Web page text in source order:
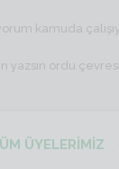
kamuda
yazsın ordu çevresi
ÜYELERİMİZ